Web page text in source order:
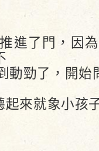
了門，因為
動勁了，開始
起來就象小孩